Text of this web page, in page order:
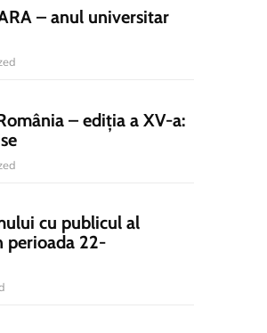
– anul universitar
– ediția a XV-a:
cu publicul al
perioada 22-